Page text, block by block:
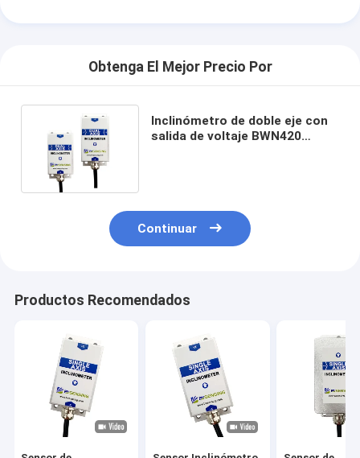
Obtenga El Mejor Precio Por
Inclinómetro de doble eje con
salida de voltaje BWN420
Continuar
Productos Recomendados